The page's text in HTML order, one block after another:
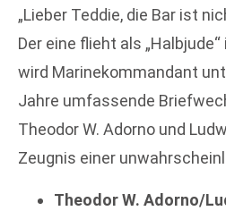
„Lieber Teddie, die Bar ist
Der eine flieht als „Halbjude“
wird Marinekommandant
Jahre umfassende
Theodor W. Adorno und
Zeugnis einer
Theodor W. Adorno/